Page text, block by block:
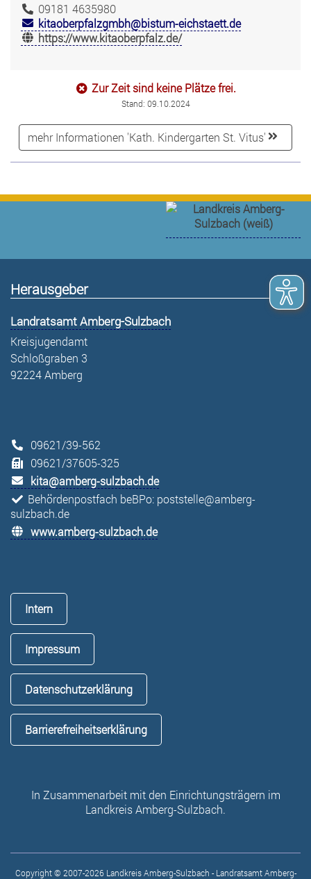
09181 4635980
kitaoberpfalzgmbh@bistum-eichstaett.de
https://www.kitaoberpfalz.de/
Zur Zeit sind keine Plätze frei.
Stand: 09.10.2024
mehr Informationen 'Kath. Kindergarten St. Vitus'
Herausgeber
Landratsamt Amberg-Sulzbach
Kreisjugendamt
Schloßgraben 3
92224 Amberg
09621/39-562
09621/37605-325
kita@amberg-sulzbach.de
Behördenpostfach beBPo: poststelle@amberg-
sulzbach.de
www.amberg-sulzbach.de
Intern
Impressum
Datenschutzerklärung
Barrierefreiheitserklärung
In Zusammenarbeit mit den Einrichtungsträgern im
Landkreis Amberg-Sulzbach.
Copyright © 2007-2026 Landkreis Amberg-Sulzbach - Landratsamt Amberg-